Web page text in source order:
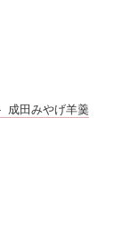
成田みやげ羊羹